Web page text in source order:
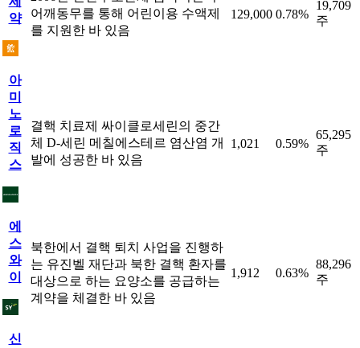
약
어깨동무를 통해 어린이용 수액제
를 지원한 바 있음
129,000 0.78%
19,709
주
아
미
노
로
직
스
결핵 치료제 싸이클로세린의 중간
체 D-세린 메칠에스테르 염산염 개
발에 성공한 바 있음
1,021 0.59%
65,295
주
에
스
와
이
북한에서 결핵 퇴치 사업을 진행하
는 유진벨 재단과 북한 결핵 환자를
대상으로 하는 요양소를 공급하는
계약을 체결한 바 있음
1,912 0.63%
88,296
주
신